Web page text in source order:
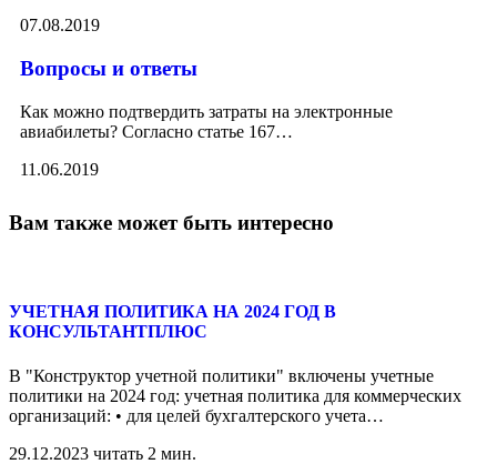
07.08.2019
Вопросы и ответы
Как можно подтвердить затраты на электронные
авиабилеты? Согласно статье 167…
11.06.2019
Вам также может быть интересно
УЧЕТНАЯ ПОЛИТИКА НА 2024 ГОД В
КОНСУЛЬТАНТПЛЮС
В "Конструктор учетной политики" включены учетные
политики на 2024 год: учетная политика для коммерческих
организаций: • для целей бухгалтерского учета…
29.12.2023 читать 2 мин.